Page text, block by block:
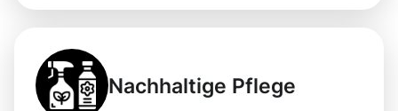
Nachhaltige Pflege